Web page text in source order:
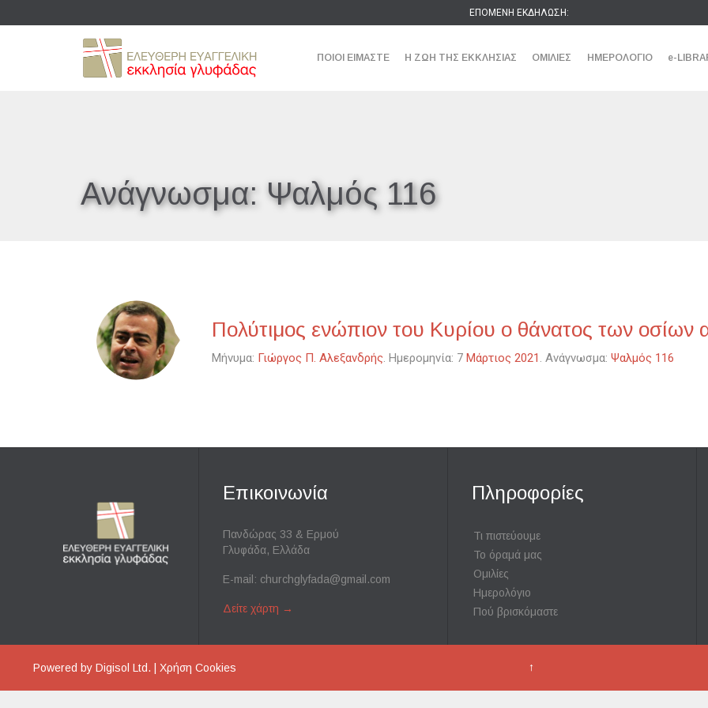
ΕΠΟΜΕΝΗ ΕΚΔΗΛΩΣΗ:
ΠΟΙΟΙ ΕΙΜΑΣΤΕ Η ΖΩΗ ΤΗΣ ΕΚΚΛΗΣΙΑΣ ΟΜΙΛΙΕΣ ΗΜΕΡΟΛΟΓΙΟ e-
Ανάγνωσμα: Ψαλμός 116
Πολύτιμος ενώπιον του Κυρίου ο θάνατος των οσίων
Μήνυμα: Γιώργος Π. Αλεξανδρής. Ημερομηνία: 7 Μάρτιος 2021 . Ανάγνωσμα: Ψαλμός 116
Επικοινωνία
Πανδώρας 33 & Ερμού
Γλυφάδα, Ελλάδα
E-mail: churchglyfada@gmail.com
Δείτε χάρτη →
Πληροφορίες
Τι πιστεύουμε
Το όραμά μας
Ομιλίες
Ημερολόγιο
Πού βρισκόμαστε
Powered by Digisol Ltd. Χρήση Cookies ↑